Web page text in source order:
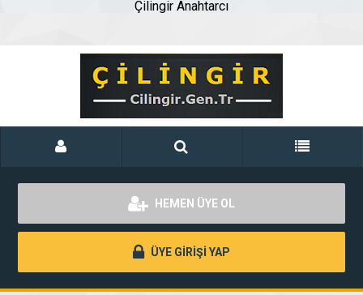
Çilingir Anahtarcı
HEMEN ÜYE OL
ÜYE GİRİŞİ YAP